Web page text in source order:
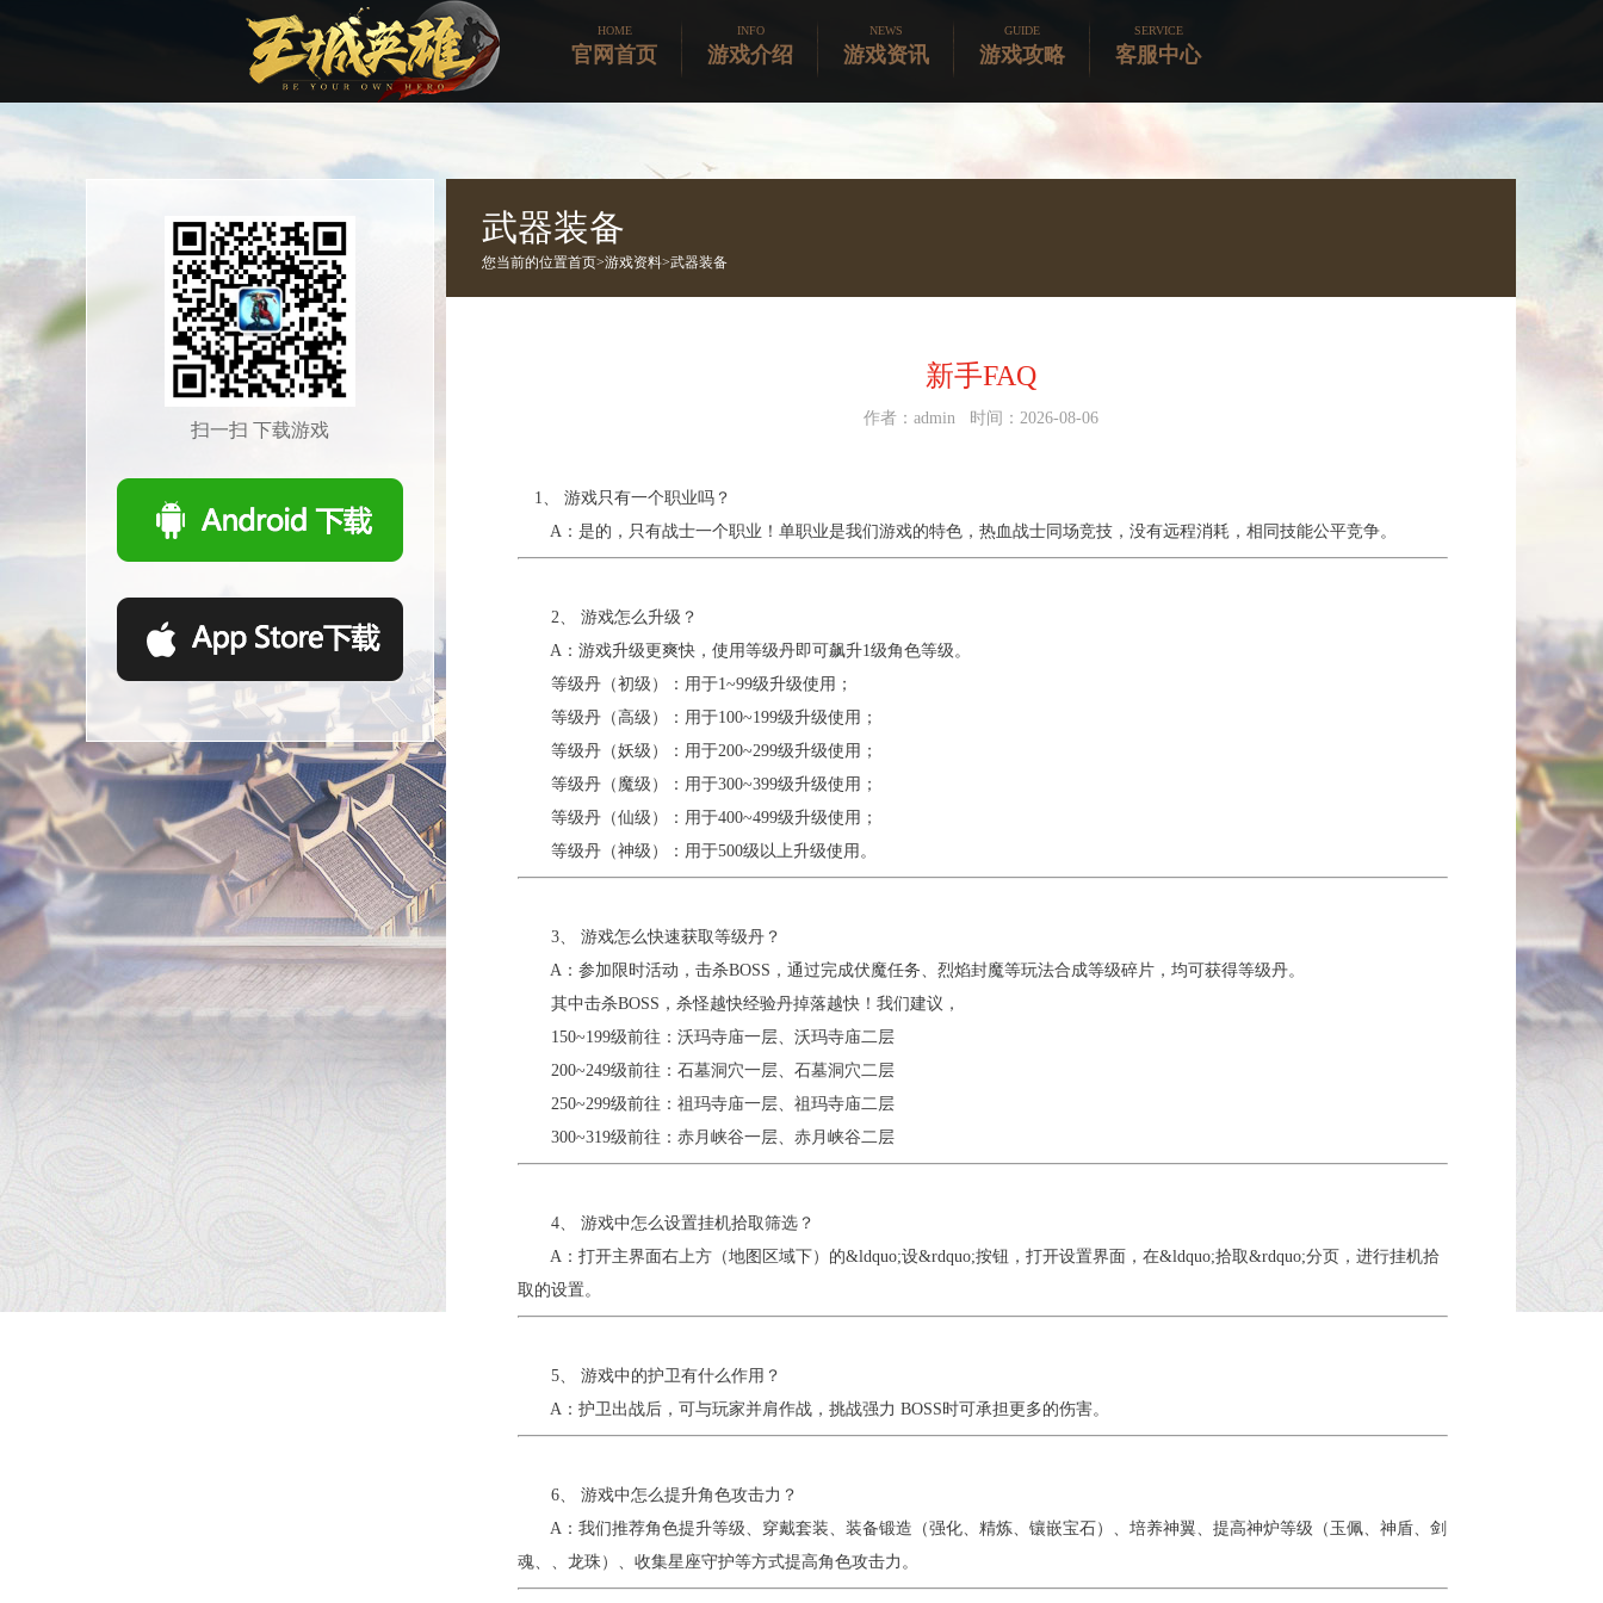
HOME
官网首页
INFO
游戏介绍
NEWS
游戏资讯
GUIDE
游戏攻略
SERVICE
客服中心
扫一扫 下载游戏
武器装备
您当前的位置首页>游戏资料>武器装备
新手FAQ
作者：admin 时间：2026-08-06
1、 游戏只有一个职业吗？
A：是的，只有战士一个职业！单职业是我们游戏的特色，热血战士同场竞技，没有远程消耗，相同技能公平竞争。
2、 游戏怎么升级？
A：游戏升级更爽快，使用等级丹即可飙升1级角色等级。
等级丹（初级）：用于1~99级升级使用；
等级丹（高级）：用于100~199级升级使用；
等级丹（妖级）：用于200~299级升级使用；
等级丹（魔级）：用于300~399级升级使用；
等级丹（仙级）：用于400~499级升级使用；
等级丹（神级）：用于500级以上升级使用。
3、 游戏怎么快速获取等级丹？
A：参加限时活动，击杀BOSS，通过完成伏魔任务、烈焰封魔等玩法合成等级碎片，均可获得等级丹。
其中击杀BOSS，杀怪越快经验丹掉落越快！我们建议，
150~199级前往：沃玛寺庙一层、沃玛寺庙二层
200~249级前往：石墓洞穴一层、石墓洞穴二层
250~299级前往：祖玛寺庙一层、祖玛寺庙二层
300~319级前往：赤月峡谷一层、赤月峡谷二层
4、 游戏中怎么设置挂机拾取筛选？
A：打开主界面右上方（地图区域下）的&ldquo;设&rdquo;按钮，打开设置界面，在&ldquo;拾取&rdquo;分页，进行挂机拾
取的设置。
5、 游戏中的护卫有什么作用？
A：护卫出战后，可与玩家并肩作战，挑战强力 BOSS时可承担更多的伤害。
6、 游戏中怎么提升角色攻击力？
A：我们推荐角色提升等级、穿戴套装、装备锻造（强化、精炼、镶嵌宝石）、培养神翼、提高神炉等级（玉佩、神盾、剑
魂、、龙珠）、收集星座守护等方式提高角色攻击力。